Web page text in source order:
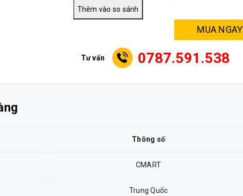
MUA NGAY
Tư vấn 0787.591.538
Thông số
CMART
Trung Quốc